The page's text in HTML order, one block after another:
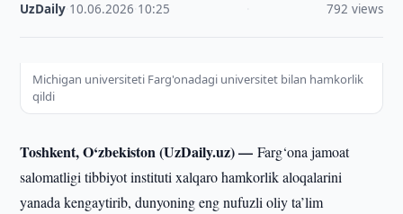
UzDaily 10.06.2026 10:25 792 views
Michigan universiteti Farg'onadagi universitet bilan hamkorlik
qildi
Toshkent, O‘zbekiston (UzDaily.uz) —Farg‘ona jamoat
salomatligi tibbiyot instituti xalqaro hamkorlik aloqalarini
yanada kengaytirib, dunyoning eng nufuzli oliy ta’lim